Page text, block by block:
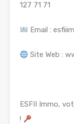
127 71 71
Email :
Site Web :
ESFII Immo,
!